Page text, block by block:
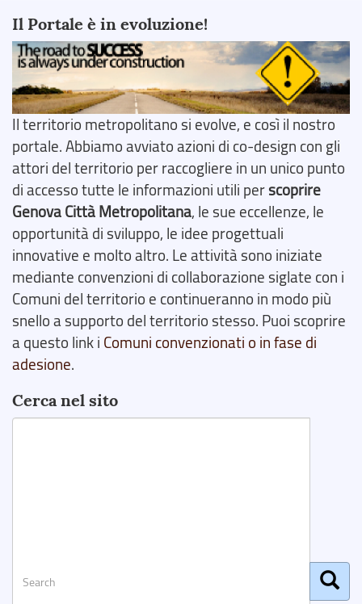
Il Portale è in evoluzione!
Il territorio metropolitano si evolve, e così il nostro
portale. Abbiamo avviato azioni di co-design con gli
attori del territorio per raccogliere in un unico punto
di accesso tutte le informazioni utili perscoprire
Genova Città Metropolitana, le sue eccellenze, le
opportunità di sviluppo, le idee progettuali
innovative e molto altro. Le attività sono iniziate
mediante convenzioni di collaborazione siglate con i
Comuni del territorio e continueranno in modo più
snello a supporto del territorio stesso. Puoi scoprire
a questo link i Comuni convenzionati o in fase di
adesione.
Cerca nel sito